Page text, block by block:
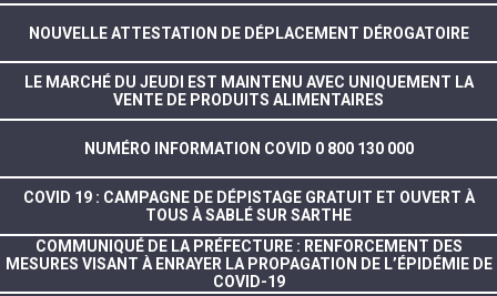
NOUVELLE ATTESTATION DE DÉPLACEMENT DÉROGATOIRE
LE MARCHÉ DU JEUDI EST MAINTENU AVEC UNIQUEMENT LA
VENTE DE PRODUITS ALIMENTAIRES
NUMÉRO INFORMATION COVID 0 800 130 000
COVID 19 : CAMPAGNE DE DÉPISTAGE GRATUIT ET OUVERT À
TOUS À SABLÉ SUR SARTHE
COMMUNIQUÉ DE LA PRÉFECTURE : RENFORCEMENT DES
MESURES VISANT À ENRAYER LA PROPAGATION DE L’ÉPIDÉMIE DE
COVID-19